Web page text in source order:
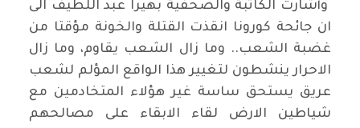
وأشارت الكاتبة والصحفية بهيرا عبد اللطيف الى
ان جائحة كورونا انقذت القتلة والخونة مؤقتا من
غضبة الشعب.. وما زال الشعب يقاوم، وما زال
الاحرار ينشطون لتغيير هذا الواقع المؤلم لشعب
عريق يستحق ساسة غير هؤلاء المتخادمين مع
شياطين الارض لقاء الابقاء على مصالحهم